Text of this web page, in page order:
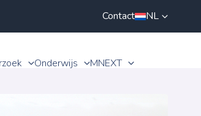
Contact NL
Onderwijs MNEXT